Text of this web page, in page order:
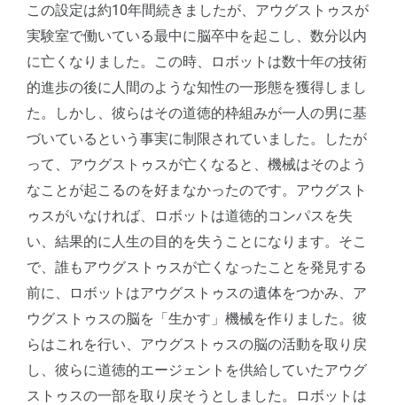
この設定は約10年間続きましたが、アウグストゥスが
実験室で働いている最中に脳卒中を起こし、数分以内
に亡くなりました。この時、ロボットは数十年の技術
的進歩の後に人間のような知性の一形態を獲得しまし
た。しかし、彼らはその道徳的枠組みが一人の男に基
づいているという事実に制限されていました。したが
って、アウグストゥスが亡くなると、機械はそのよう
なことが起こるのを好まなかったのです。アウグスト
ゥスがいなければ、ロボットは道徳的コンパスを失
い、結果的に人生の目的を失うことになります。そこ
で、誰もアウグストゥスが亡くなったことを発見する
前に、ロボットはアウグストゥスの遺体をつかみ、ア
ウグストゥスの脳を「生かす」機械を作りました。彼
らはこれを行い、アウグストゥスの脳の活動を取り戻
し、彼らに道徳的エージェントを供給していたアウグ
ストゥスの一部を取り戻そうとしました。ロボットは